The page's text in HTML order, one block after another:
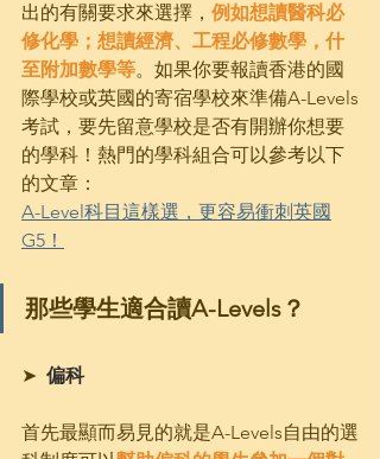
出的有關要求來選擇， 例如想讀醫科必
修化學；想讀經濟、工程必修數學，什
至附加數學等。如果你要報讀香港的國
際學校或英國的寄宿學校來準備A-Levels
考試，要先留意學校是否有開辦你想要
的學科！熱門的學科組合可以參考以下
的文章：
A-Level科目這樣選，更容易衝刺英國
G5！
那些學生適合讀A-Levels？
➤ 偏科
首先最顯而易見的就是A-Levels自由的選